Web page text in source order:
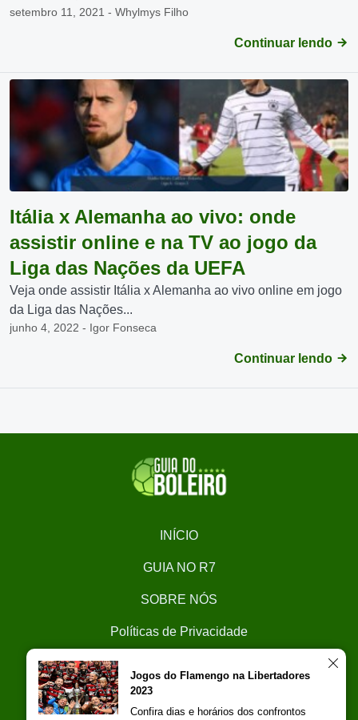
setembro 11, 2021 - Whylmys Filho
Continuar lendo
Itália x Alemanha ao vivo: onde
assistir online e na TV ao jogo da
Liga das Nações da UEFA
Veja onde assistir Itália x Alemanha ao vivo online em jogo
da Liga das Nações...
junho 4, 2022 - Igor Fonseca
Continuar lendo
INÍCIO
GUIA NO R7
SOBRE NÓS
Políticas de Privacidade
Trabalhe Conosco
Jogos do Flamengo na Libertadores
2023
Confira dias e horários dos confrontos